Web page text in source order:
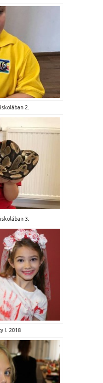
2.
3.
I. 2018